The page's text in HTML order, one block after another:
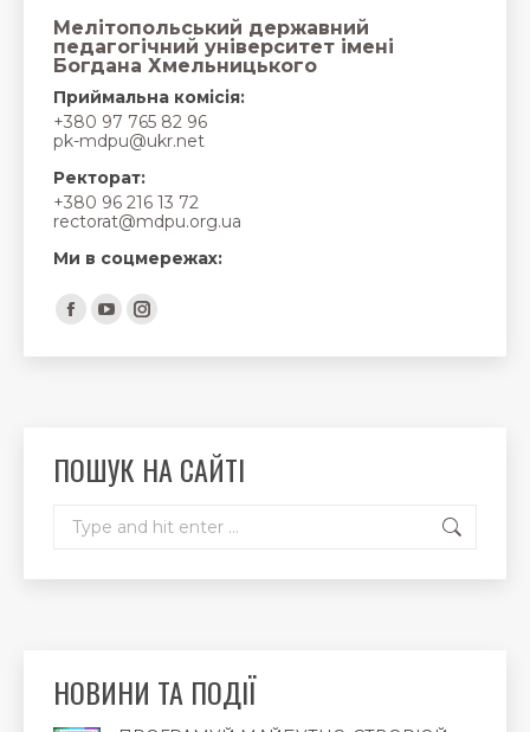
Мелітопольський державний
педагогічний університет імені
Богдана Хмельницького
Приймальна комісія:
+380 97 765 82 96
pk-mdpu@ukr.net
Ректорат:
+380 96 216 13 72
rectorat@mdpu.org.ua
Ми в соцмережах:
Find us on:
Facebook
page
window
YouTube
page
window
Instagram
page
window
ПОШУК НА САЙТІ
НОВИНИ ТА ПОДІЇ